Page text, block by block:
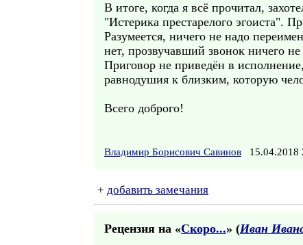
В итоге, когда я всё прочитал,
"Истерика престарелого эгоиста".
Разумеется, ничего не надо
нет, прозвучавший звонок ничего
Приговор не приведён в
равнодушия к близким, которую
Всего доброго!
Владимир Борисович Савинов 15.04.2018
+ добавить замечания
Рецензия на «Скоро...» (Иван